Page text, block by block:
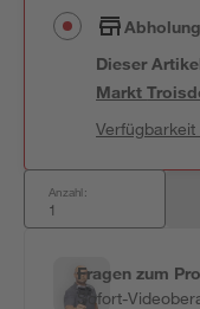
Dieser
Markt
Anzahl:
Fragen zum
Sofort-